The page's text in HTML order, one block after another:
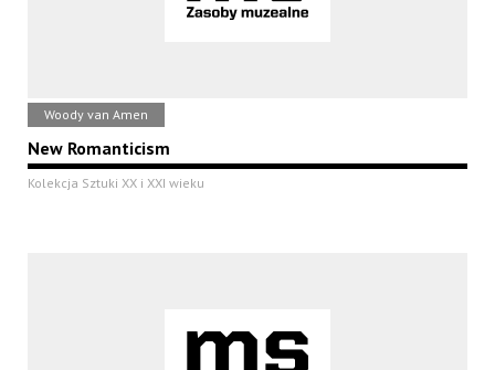
Woody van Amen
New Romanticism
Kolekcja Sztuki XX i XXI wieku